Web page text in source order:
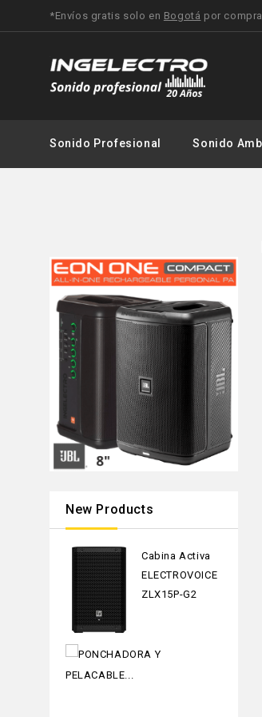
*Envíos gratis solo en Bogotá por
Sonido Profesional Sonido
New Products
Cabina Activa
ELECTROVOICE
ZLX15P-G2